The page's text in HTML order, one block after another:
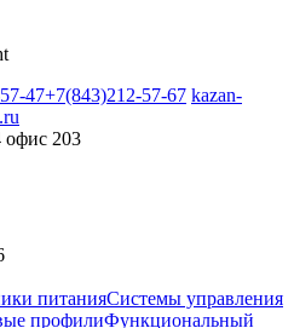
47+7(843)212-57-67 kazan-
офис 203
питанияСистемы управления
профилиФункциональный